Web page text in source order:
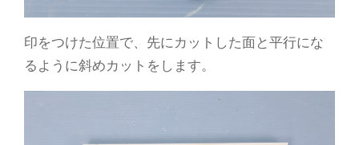
印をつけた位置で、先にカットした面と平行にな
るように斜めカットをします。